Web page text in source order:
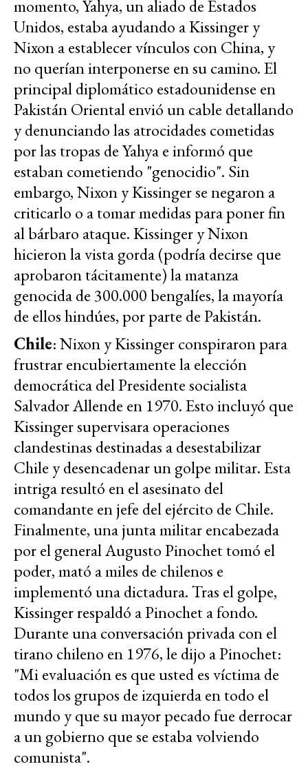
momento, Yahya, un aliado de Estados
Unidos, estaba ayudando a Kissinger y
Nixon a establecer vínculos con China, y
no querían interponerse en su camino. El
principal diplomático estadounidense en
Pakistán Oriental envió un cable detallando
y denunciando las atrocidades cometidas
por las tropas de Yahya e informó que
estaban cometiendo "genocidio". Sin
embargo, Nixon y Kissinger se negaron a
criticarlo o a tomar medidas para poner fin
al bárbaro ataque. Kissinger y Nixon
hicieron la vista gorda (podría decirse que
aprobaron tácitamente) la matanza
genocida de 300.000 bengalíes, la mayoría
de ellos hindúes, por parte de Pakistán.
Chile: Nixon y Kissinger conspiraron para
frustrar encubiertamente la elección
democrática del Presidente socialista
Salvador Allende en 1970. Esto incluyó que
Kissinger supervisara operaciones
clandestinas destinadas a desestabilizar
Chile y desencadenar un golpe militar. Esta
intriga resultó en el asesinato del
comandante en jefe del ejército de Chile.
Finalmente, una junta militar encabezada
por el general Augusto Pinochet tomó el
poder, mató a miles de chilenos e
implementó una dictadura. Tras el golpe,
Kissinger respaldó a Pinochet a fondo.
Durante una conversación privada con el
tirano chileno en 1976, le dijo a Pinochet:
"Mi evaluación es que usted es víctima de
todos los grupos de izquierda en todo el
mundo y que su mayor pecado fue derrocar
a un gobierno que se estaba volviendo
comunista".